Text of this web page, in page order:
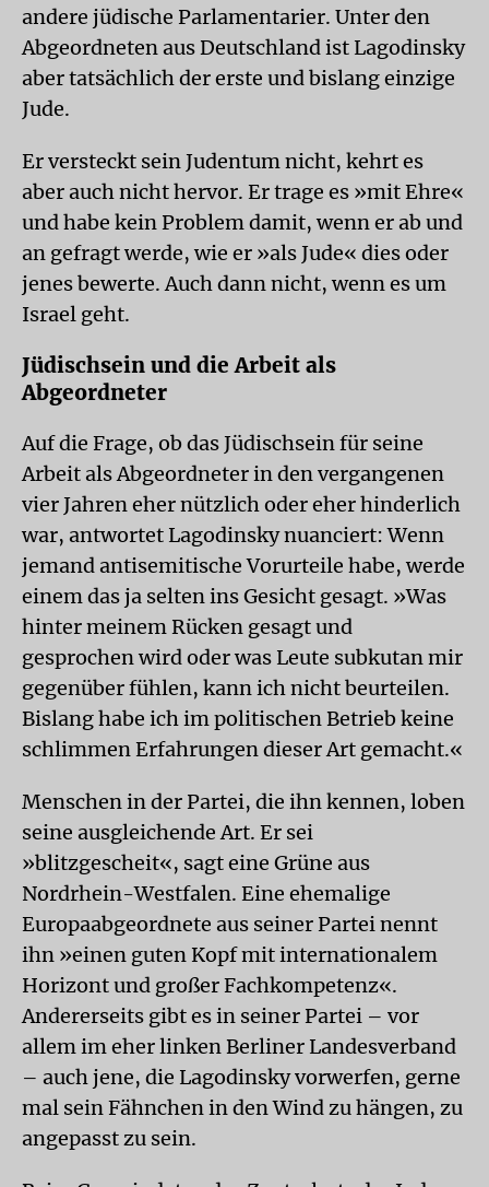
andere jüdische Parlamentarier. Unter den
Abgeordneten aus Deutschland ist Lagodinsky
aber tatsächlich der erste und bislang einzige
Jude.
Er versteckt sein Judentum nicht, kehrt es
aber auch nicht hervor. Er trage es »mit Ehre«
und habe kein Problem damit, wenn er ab und
an gefragt werde, wie er »als Jude« dies oder
jenes bewerte. Auch dann nicht, wenn es um
Israel geht.
Jüdischsein und die Arbeit als
Abgeordneter
Auf die Frage, ob das Jüdischsein für seine
Arbeit als Abgeordneter in den vergangenen
vier Jahren eher nützlich oder eher hinderlich
war, antwortet Lagodinsky nuanciert: Wenn
jemand antisemitische Vorurteile habe, werde
einem das ja selten ins Gesicht gesagt. »Was
hinter meinem Rücken gesagt und
gesprochen wird oder was Leute subkutan mir
gegenüber fühlen, kann ich nicht beurteilen.
Bislang habe ich im politischen Betrieb keine
schlimmen Erfahrungen dieser Art gemacht.«
Menschen in der Partei, die ihn kennen, loben
seine ausgleichende Art. Er sei
»blitzgescheit«, sagt eine Grüne aus
Nordrhein-Westfalen. Eine ehemalige
Europaabgeordnete aus seiner Partei nennt
ihn »einen guten Kopf mit internationalem
Horizont und großer Fachkompetenz«.
Andererseits gibt es in seiner Partei – vor
allem im eher linken Berliner Landesverband
– auch jene, die Lagodinsky vorwerfen, gerne
mal sein Fähnchen in den Wind zu hängen, zu
angepasst zu sein.